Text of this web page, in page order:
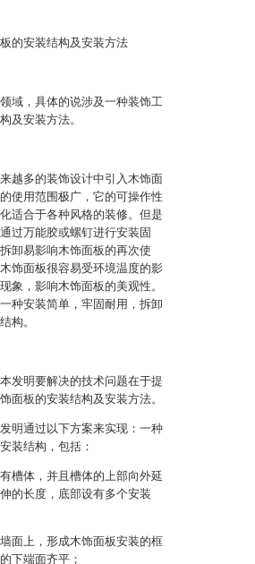
的安装结构及安装方法
域，具体的说涉及一种装饰工
及安装方法。
越多的装饰设计中引入木饰面
使用范围极广，它的可操作性
适合于各种风格的装修。但是
过万能胶或螺钉进行安装固
卸易影响木饰面板的再次使
饰面板很容易受环境温度的影
象，影响木饰面板的美观性。
种安装简单，牢固耐用，拆卸
构。
发明要解决的技术问题在于提
面板的安装结构及安装方法。
明通过以下方案来实现：一种
装结构，包括：
槽体，并且槽体的上部向外延
的长度，底部设有多个安装
面上，形成木饰面板安装的框
下端面齐平；